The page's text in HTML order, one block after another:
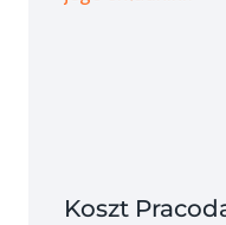
Koszt